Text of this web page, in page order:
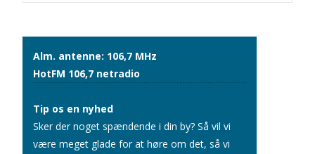
Alm. antenne: 106,7 MHz
HotFM 106,7 netradio
Tip os en nyhed
Sker der noget spændende i din by? Så vil vi
være meget glade for at høre om det, så vi